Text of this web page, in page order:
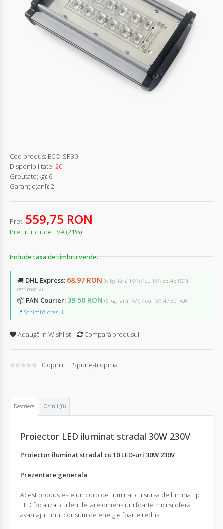
Autentifică-
Cod produs: ECO-SP30
Disponibilitate: 20
Greutate(kg): 6
Garanţie(ani): 2
Pret: 559,75 RON
Pretul include TVA (21%)
Include taxa de timbru verde.
🚚 DHL Express: 68.97 RON (6 kg, fără TVA) / cu TVA 83.45 RON
(estimativ)
📦 FAN Courier: 39.50 RON (6 kg, fără TVA) / cu TVA 47.80 RON
📍 Schimbă orașul
Adaugă in Wishlist Compară produsul
0 opinii | Spune-ţi opinia
Descriere Opinii (0)
Proiector LED iluminat stradal 30W 230V
Proiector iluminat stradal cu 10 LED-uri 30W 230V
Prezentare generala
Acest produs este un corp de iluminat cu sursa de lumina tip
LED focalizat cu lentile, are dimensiuni foarte mici si ofera
avantajul unui consum de energie foarte redus.